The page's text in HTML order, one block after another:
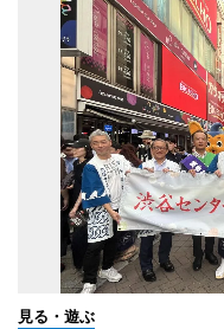
見る・遊ぶ